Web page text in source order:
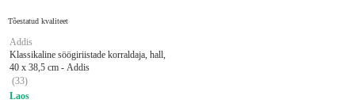
Tõestatud kvaliteet
Addis
Klassikaline söögiriistade korraldaja, hall,
40 x 38,5 cm - Addis
(33)
Laos